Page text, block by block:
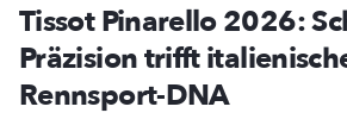
Tissot Pinarello 2026:
Präzision trifft
Rennsport-DNA